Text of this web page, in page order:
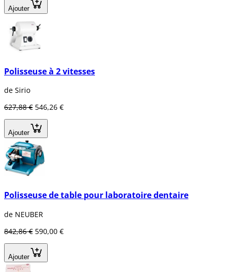
Ajouter
Polisseuse à 2 vitesses
de Sirio
627,88 € 546,26 €
Ajouter
Polisseuse de table pour laboratoire dentaire
de NEUBER
842,86 € 590,00 €
Ajouter